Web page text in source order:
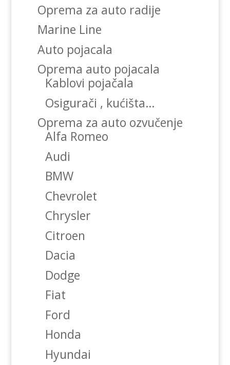
Oprema za auto radije
Marine Line
Auto pojacala
Oprema auto pojacala
Kablovi pojačala
Osigurači , kućišta…
Oprema za auto ozvučenje
Alfa Romeo
Audi
BMW
Chevrolet
Chrysler
Citroen
Dacia
Dodge
Fiat
Ford
Honda
Hyundai